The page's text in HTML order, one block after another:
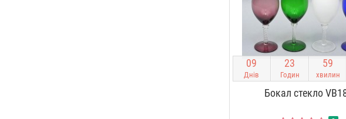
09
Днів
23
Годин
59
хвилин
Бокал стекло